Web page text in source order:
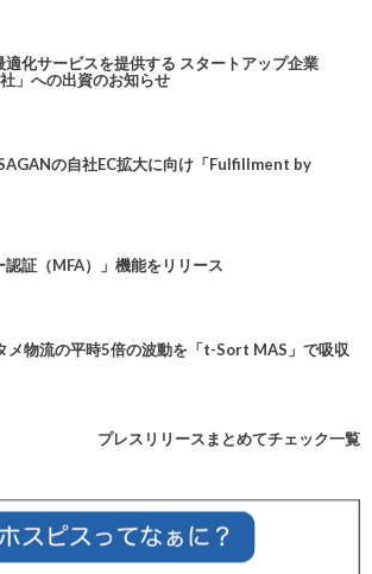
適化サービスを提供する スタートアップ企業
」への出資のお知らせ
の自社EC拡大に向け「Fulfillment by
認証（MFA）」機能をリリース
メ物流の平時5倍の波動を「t-Sort MAS」で吸収
プレスリリースまとめてチェック一覧